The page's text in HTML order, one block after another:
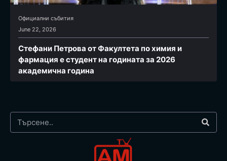
Официални събития
June 22, 2026
Стефани Петрова от Факултета по химия и
фармация e студент на годината за 2026
академична година